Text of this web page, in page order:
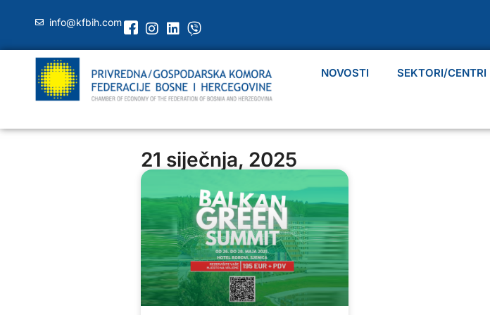
info@kfbih.com
NOVOSTI SEKTORI/CENTRI
21 siječnja, 2025